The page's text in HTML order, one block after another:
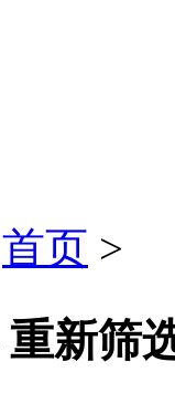
首页 >
重新筛